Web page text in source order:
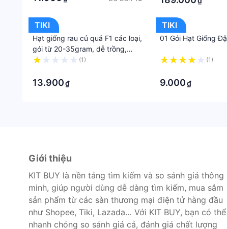
TIKI
Hạt giống rau củ quả F1 các loại,
gói từ 20-35gram, dễ trồng,
kháng bệnh tốt. trồng ban công,
(1)
13.900₫
TIKI
01 Gói Hạt Giống
(1)
9.000₫
Giới thiệu
KIT BUY là nền tảng tìm kiếm và so sánh giá thông
minh, giúp người dùng dễ dàng tìm kiếm, mua sắm
sản phẩm từ các sàn thương mại điện tử hàng đầu
như Shopee, Tiki, Lazada… Với KIT BUY, bạn có thể
nhanh chóng so sánh giá cả, đánh giá chất lượng